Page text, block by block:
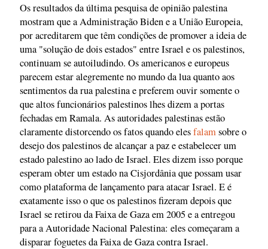
Os resultados da última pesquisa de opinião palestina
mostram que a Administração Biden e a União Europeia,
por acreditarem que têm condições de promover a ideia de
uma "solução de dois estados" entre Israel e os palestinos,
continuam se autoiludindo. Os americanos e europeus
parecem estar alegremente no mundo da lua quanto aos
sentimentos da rua palestina e preferem ouvir somente o
que altos funcionários palestinos lhes dizem a portas
fechadas em Ramala. As autoridades palestinas estão
claramente distorcendo os fatos quando elesfalamsobre o
desejo dos palestinos de alcançar a paz e estabelecer um
estado palestino ao lado de Israel. Eles dizem isso porque
esperam obter um estado na Cisjordânia que possam usar
como plataforma de lançamento para atacar Israel. E é
exatamente isso o que os palestinos fizeram depois que
Israel se retirou da Faixa de Gaza em 2005 e a entregou
para a Autoridade Nacional Palestina: eles começaram a
disparar foguetes da Faixa de Gaza contra Israel.